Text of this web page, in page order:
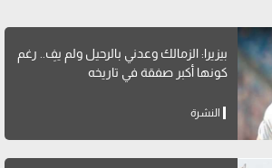
بيزيرا: الزمالك وعدني بالرحيل ولم يفِ.. رغم
كونها أكبر صفقة في تاريخه
النشرة